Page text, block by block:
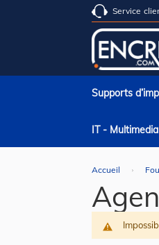
Service
Supports
IT - Multimedia
Accueil